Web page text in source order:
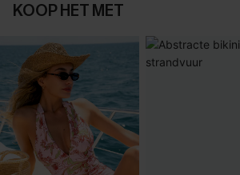
KOOP HET MET